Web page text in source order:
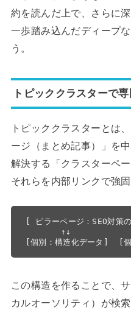
約を読んだ上で、さらに
一歩踏み込んだディープ
う。
トピッククラスターで
トピッククラスターとは
ージ（まとめ記事）」を
解決する「クラスターペ
それらを内部リンクで強
[ ピラーページ：SEO対策
この構造を作ることで、
カルオーソリティ）が検